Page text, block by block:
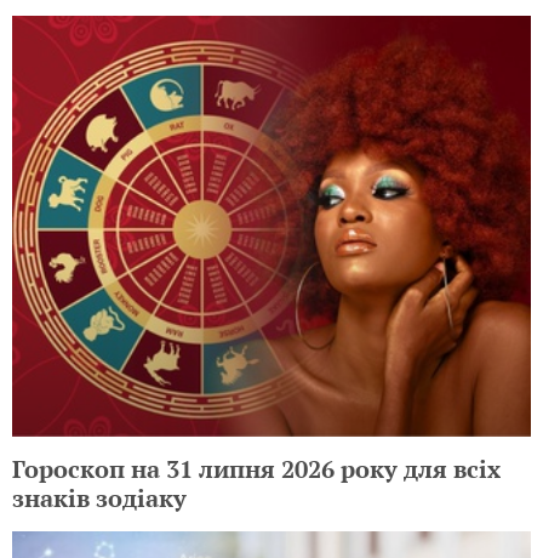
Гороскоп на 31 липня 2026 року для всіх
знаків зодіаку